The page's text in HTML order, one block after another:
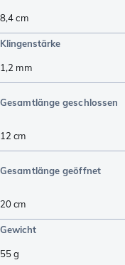
8,4cm
Klingenstärke
1,2 mm
Gesamtlänge geschlossen
12 cm
Gesamtlänge geöffnet
20cm
Gewicht
55g